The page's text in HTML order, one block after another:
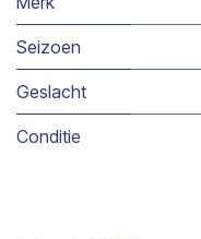
Seizoen
Geslacht
Conditie